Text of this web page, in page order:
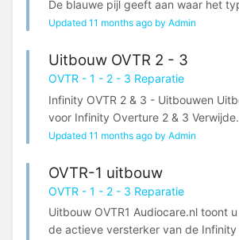
De blauwe pijl geeft aan waar het
Updated 11 months ago by Admin
Uitbouw OVTR 2 - 3
OVTR - 1 - 2 - 3 Reparatie
Infinity OVTR 2 & 3 - Uitbouwen
voor Infinity Overture 2 & 3
Updated 11 months ago by Admin
OVTR-1 uitbouw
OVTR - 1 - 2 - 3 Reparatie
Uitbouw OVTR1 Audiocare.nl toont
de actieve versterker van de Infinity